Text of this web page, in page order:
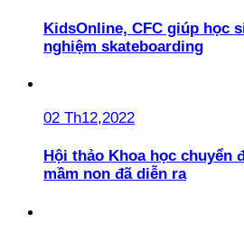
KidsOnline, CFC giúp học
nghiệm skateboarding
02 Th12,2022
Hội thảo Khoa học chuyển
mầm non đã diễn ra